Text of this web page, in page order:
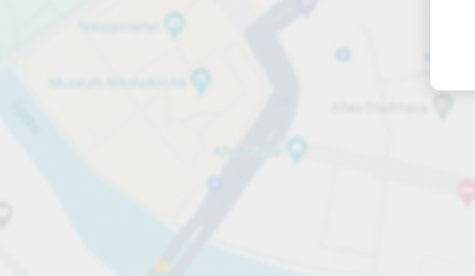
från 15,00 kr
Priser och betalning